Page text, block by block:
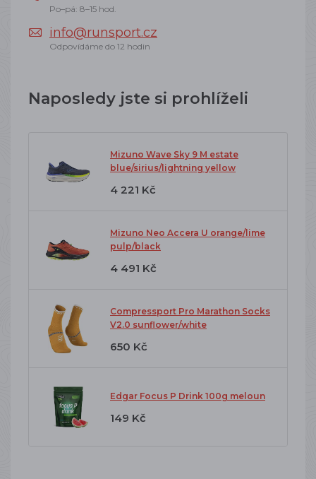
Po–pá: 8–15 hod.
info@runsport.cz
Odpovídáme do 12 hodin
Naposledy jste si prohlíželi
Mizuno Wave Sky 9 M estate
blue/sirius/lightning yellow
4 221 Kč
Mizuno Neo Accera U orange/lime
pulp/black
4 491 Kč
Compressport Pro Marathon Socks
V2.0 sunflower/white
650 Kč
Edgar Focus P Drink 100g meloun
149 Kč